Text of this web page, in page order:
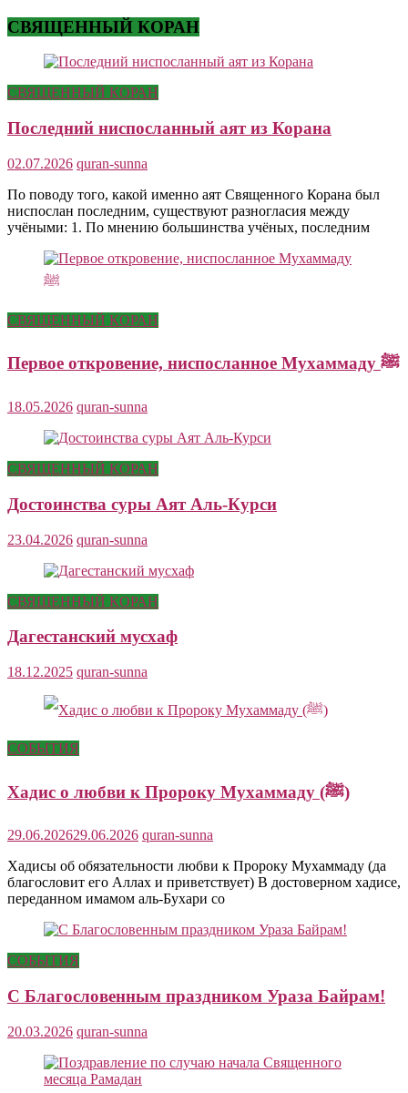
СВЯЩЕННЫЙ КОРАН
СВЯЩЕННЫЙ КОРАН
Последний ниспосланный аят из Корана
02.07.2026 quran-sunna
По поводу того, какой именно аят Священного Корана был
ниспослан последним, существуют разногласия между
учёными: 1. По мнению большинства учёных, последним
СВЯЩЕННЫЙ КОРАН
Первое откровение, ниспосланное Мухаммаду ﷺ
18.05.2026 quran-sunna
СВЯЩЕННЫЙ КОРАН
Достоинства суры Аят Аль-Курси
23.04.2026 quran-sunna
СВЯЩЕННЫЙ КОРАН
Дагестанский мусхаф
18.12.2025 quran-sunna
СОБЫТИЯ
Хадис о любви к Пророку Мухаммаду (ﷺ)
29.06.202629.06.2026 quran-sunna
Хадисы об обязательности любви к Пророку Мухаммаду (да
благословит его Аллах и приветствует) В достоверном хадисе,
переданном имамом аль-Бухари со
СОБЫТИЯ
С Благословенным праздником Ураза Байрам!
20.03.2026 quran-sunna